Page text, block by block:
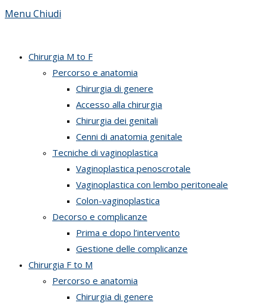
Menu Chiudi
Chirurgia M to F
Percorso e anatomia
Chirurgia di genere
Accesso alla chirurgia
Chirurgia dei genitali
Cenni di anatomia genitale
Tecniche di vaginoplastica
Vaginoplastica penoscrotale
Vaginoplastica con lembo peritoneale
Colon-vaginoplastica
Decorso e complicanze
Prima e dopo l’intervento
Gestione delle complicanze
Chirurgia F to M
Percorso e anatomia
Chirurgia di genere